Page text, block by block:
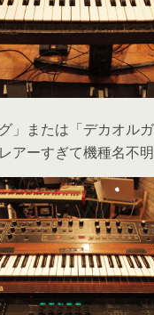
」または「デカオル
アーすぎて機種名不明